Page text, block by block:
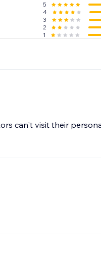
5
4
3
2
1
can't visit their